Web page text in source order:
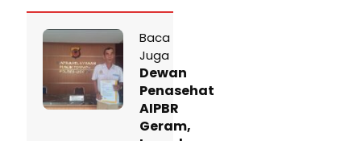
Baca
Juga
Dewan
Penasehat
AIPBR
Geram,